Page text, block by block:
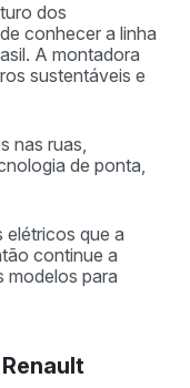
dos
conhecer a linha
A montadora
sustentáveis e
nas ruas,
de ponta,
que a
continue a
modelos para